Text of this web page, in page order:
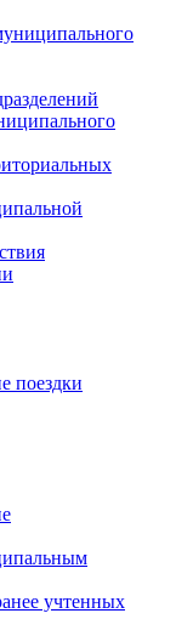
поездки
учтенных